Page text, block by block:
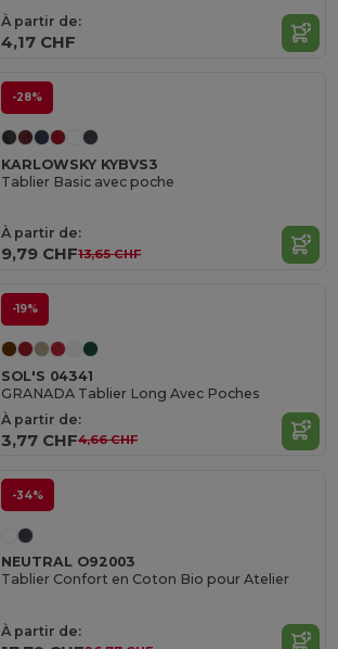
À partir de:
4,17 CHF
-28%
KARLOWSKY KYBVS3
Tablier Basic avec poche
À partir de:
9,79 CHF13,65 CHF
-19%
SOL'S 04341
GRANADA Tablier Long Avec Poches
À partir de:
3,77 CHF4,66 CHF
-34%
NEUTRAL O92003
Tablier Confort en Coton Bio pour Atelier
À partir de: